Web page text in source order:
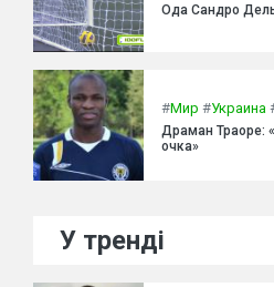
Ода Сандро
#Мир #Украина
Драман Траоре:
очка»
У тренді